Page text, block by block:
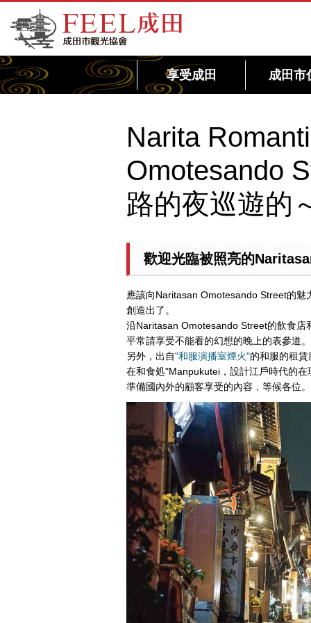
FEEL成田成田市觀光協會官方網站
享受成田 成田市
Narita
Omotesando
路的夜巡遊的
歡迎光臨被照亮的
應該向Naritasan Omotesando Street的
創造出了。
沿Naritasan Omotesando Street的飲食店
平常請享受不能看的幻想的晚上的表參道。
另外，出自"和服演播室煙火"的和服的租
在和食処"Manpukutei，設計江戶時代的
準備國內外的顧客享受的內容，等候各位。